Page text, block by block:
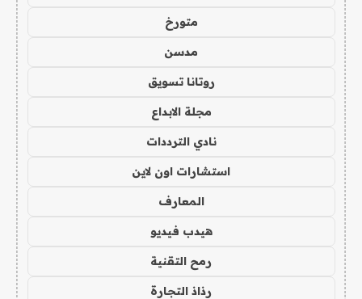
متورخ
مدسن
روتانا تسويق
مجلة الابداع
نادي الترددات
استشارات اون لاين
المعارف
هيدب فيديو
رمح التقنية
رذاذ التجارة